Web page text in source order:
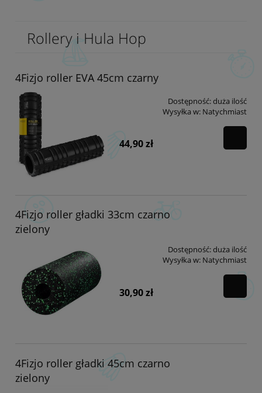
Rollery i Hula Hop
4Fizjo roller EVA 45cm czarny
Dostępność:duża ilość
Wysyłka w: Natychmiast
44,90 zł
4Fizjo roller gładki 33cm czarno
zielony
Dostępność:duża ilość
Wysyłka w: Natychmiast
30,90 zł
4Fizjo roller gładki 45cm czarno
zielony